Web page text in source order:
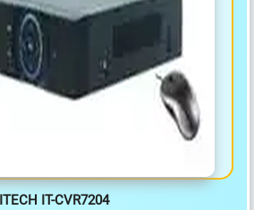
ITECH IT-CVR7204